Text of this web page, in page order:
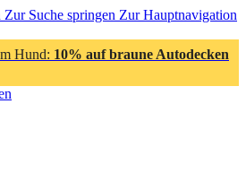
Zur Suche springen Zur Hauptnavigation
Hund: 10% auf braune Autodecken